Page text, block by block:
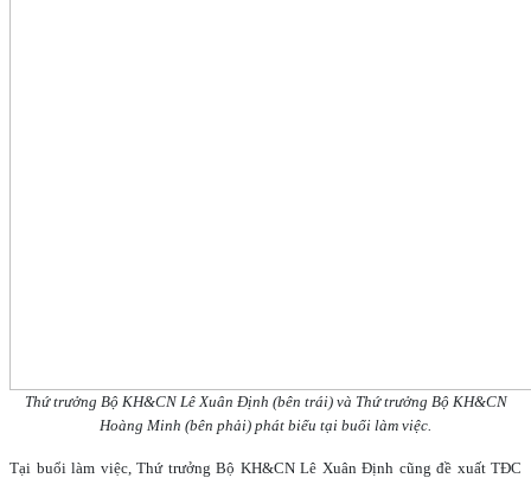
Thứ trưởng Bộ KH&CN Lê Xuân Định (bên trái) và Thứ trưởng Bộ KH&CN
Hoàng Minh (bên phải) phát biểu tại buổi làm việc.
Tại buổi làm việc, Thứ trưởng Bộ KH&CN Lê Xuân Định cũng đề xuất TĐC